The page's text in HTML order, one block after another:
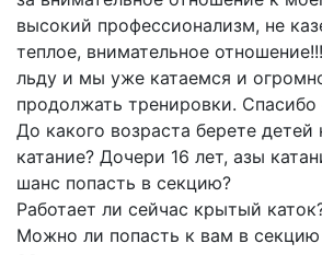
высокий профессионализм, не
теплое, внимательное
льду и мы уже катаемся и
продолжать тренировки. Спасибо
До какого возраста берете детей
катание? Дочери 16 лет, азы
шанс попасть в секцию?
Работает ли сейчас крытый
Можно ли попасть к вам в